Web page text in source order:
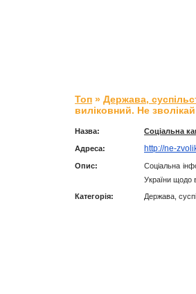
Топ » Держава,
виліковний. Не
Назва: Соціальна
Адреса: http://ne-
Опис:
Соціальна
України щодо
Категорія:
Держава,